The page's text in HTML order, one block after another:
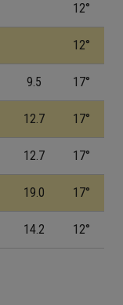
12°
12°
9.5 17°
12.7 17°
12.7 17°
19.0 17°
14.2 12°